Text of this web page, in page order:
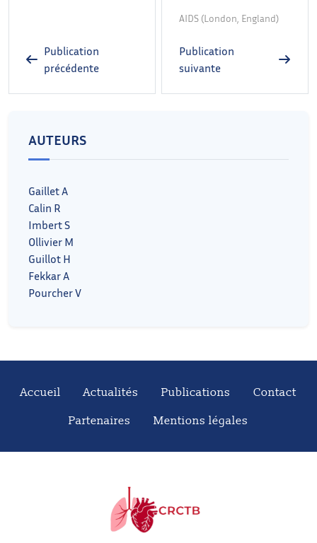
Publication
précédente
AIDS (London, England)
Publication
suivante
AUTEURS
Gaillet A
Calin R
Imbert S
Ollivier M
Guillot H
Fekkar A
Pourcher V
Accueil Actualités Publications
Contact
Partenaires
Mentions légales